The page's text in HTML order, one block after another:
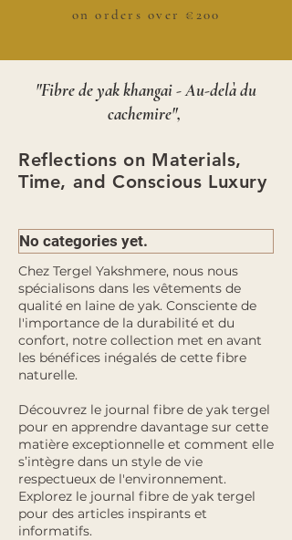
on orders over €200
"Fibre de yak khangai - Au-delà du
cachemire",
​Reflections on Materials,
Time, and Conscious Luxury
No categories yet.
Chez Tergel Yakshmere, nous nous
spécialisons dans les vêtements de
qualité en laine de yak. Consciente de
l'importance de la durabilité et du
confort, notre collection met en avant
les bénéfices inégalés de cette fibre
naturelle.
Découvrez le journal fibre de yak tergel
pour en apprendre davantage sur cette
matière exceptionnelle et comment elle
s’intègre dans un style de vie
respectueux de l'environnement.
Explorez le journal fibre de yak tergel
pour des articles inspirants et
informatifs.